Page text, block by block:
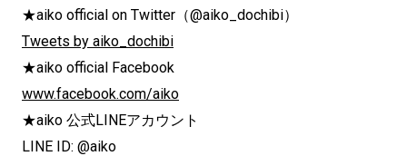
★aiko official on Twitter（@aiko_dochibi）
Tweets by aiko_dochibi
★aiko official Facebook
www.facebook.com/aiko
★aiko 公式LINEアカウント
LINE ID: @aiko